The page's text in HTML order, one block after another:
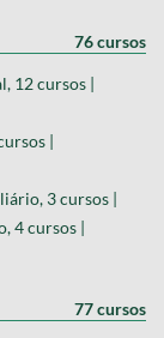
76 cursos
12 cursos |
|
3 cursos |
4 cursos |
77 cursos